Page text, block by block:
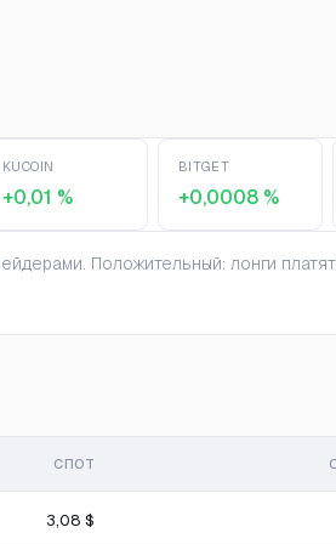
KUCOIN
+0,01 %
BITGET
+0,0008 %
Положительный: лонги
СПОТ
3,08 $